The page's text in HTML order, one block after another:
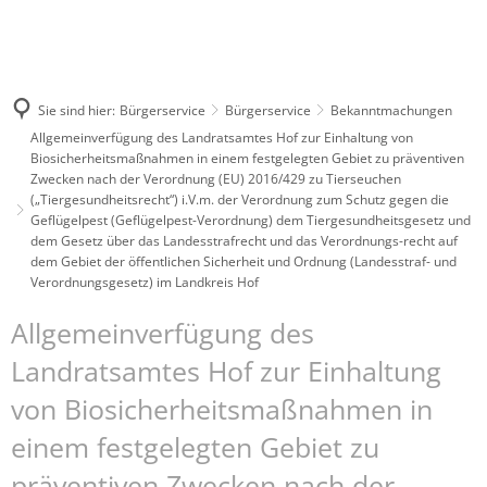
Sie sind hier: Bürgerservice Bürgerservice
Bekanntmachungen
Allgemeinverfügung des Landratsamtes Hof zur Einhaltung von
Biosicherheitsmaßnahmen in einem festgelegten Gebiet zu präventiven
Zwecken nach der Verordnung (EU) 2016/429 zu Tierseuchen
(„Tiergesundheitsrecht“) i.V.m. der Verordnung zum Schutz gegen die
Geflügelpest (Geflügelpest-Verordnung) dem Tiergesundheitsgesetz und
dem Gesetz über das Landesstrafrecht und das Verordnungs-recht auf
dem Gebiet der öffentlichen Sicherheit und Ordnung (Landesstraf- und
Verordnungsgesetz) im Landkreis Hof
Allgemeinverfügung des
Landratsamtes Hof zur Einhaltung
von Biosicherheitsmaßnahmen in
einem festgelegten Gebiet zu